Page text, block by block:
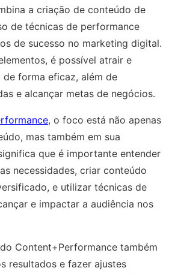
a criação de conteúdo de
de técnicas de performance
de sucesso no marketing digital.
é possível atrair e
de forma eficaz, além de
e alcançar metas de negócios.
, o foco está não apenas
mas também em sua
que é importante entender
necessidades, criar conteúdo
e utilizar técnicas de
e impactar a audiência nos
Content+Performance também
resultados e fazer ajustes